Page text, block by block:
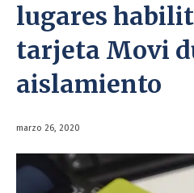
lugares
tarjeta Movi
aislamiento
marzo 26, 2020